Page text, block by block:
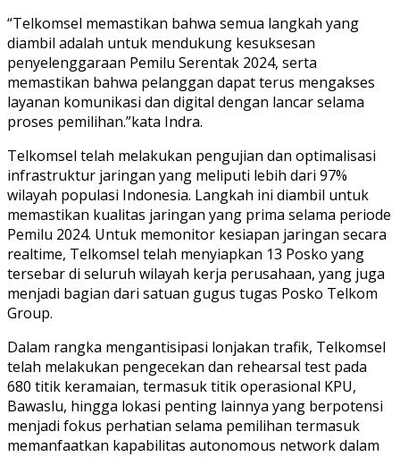
“Telkomsel memastikan bahwa semua langkah yang
diambil adalah untuk mendukung kesuksesan
penyelenggaraan Pemilu Serentak 2024, serta
memastikan bahwa pelanggan dapat terus mengakses
layanan komunikasi dan digital dengan lancar selama
proses pemilihan.”kata Indra.
Telkomsel telah melakukan pengujian dan optimalisasi
infrastruktur jaringan yang meliputi lebih dari 97%
wilayah populasi Indonesia. Langkah ini diambil untuk
memastikan kualitas jaringan yang prima selama periode
Pemilu 2024. Untuk memonitor kesiapan jaringan secara
realtime, Telkomsel telah menyiapkan 13 Posko yang
tersebar di seluruh wilayah kerja perusahaan, yang juga
menjadi bagian dari satuan gugus tugas Posko Telkom
Group.
Dalam rangka mengantisipasi lonjakan trafik, Telkomsel
telah melakukan pengecekan dan rehearsal test pada
680 titik keramaian, termasuk titik operasional KPU,
Bawaslu, hingga lokasi penting lainnya yang berpotensi
menjadi fokus perhatian selama pemilihan termasuk
memanfaatkan kapabilitas autonomous network dalam